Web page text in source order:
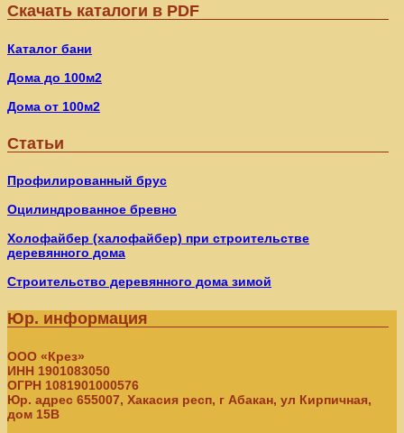
Скачать каталоги в PDF
Каталог бани
Дома до 100м2
Дома от 100м2
Статьи
Профилированный брус
Оцилиндрованное бревно
Холофайбер (халофайбер) при строительстве
деревянного дома
Строительство деревянного дома зимой
Юр. информация
ООО «Крез»
ИНН 1901083050
ОГРН 1081901000576
Юр. адрес 655007, Хакасия респ, г Абакан, ул Кирпичная,
дом 15В